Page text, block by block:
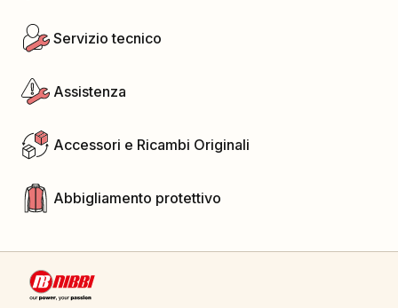
Servizio tecnico
Assistenza
Accessori e Ricambi Originali
Abbigliamento protettivo